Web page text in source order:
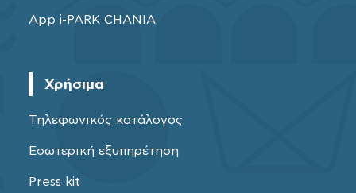
App i-PARK CHANIA
Χρήσιμα
Τηλεφωνικός κατάλογος
Εσωτερική εξυπηρέτηση
Press kit